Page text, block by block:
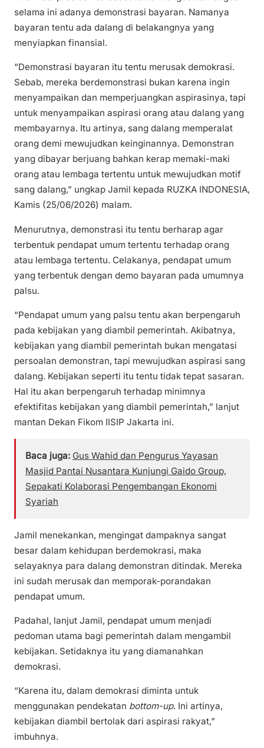
selama ini adanya demonstrasi bayaran. Namanya
bayaran tentu ada dalang di belakangnya yang
menyiapkan finansial.
“Demonstrasi bayaran itu tentu merusak demokrasi.
Sebab, mereka berdemonstrasi bukan karena ingin
menyampaikan dan memperjuangkan aspirasinya, tapi
untuk menyampaikan aspirasi orang atau dalang yang
membayarnya. Itu artinya, sang dalang memperalat
orang demi mewujudkan keinginannya. Demonstran
yang dibayar berjuang bahkan kerap memaki-maki
orang atau lembaga tertentu untuk mewujudkan motif
sang dalang,” ungkap Jamil kepada RUZKA INDONESIA,
Kamis (25/06/2026) malam.
Menurutnya, demonstrasi itu tentu berharap agar
terbentuk pendapat umum tertentu terhadap orang
atau lembaga tertentu. Celakanya, pendapat umum
yang terbentuk dengan demo bayaran pada umumnya
palsu.
“Pendapat umum yang palsu tentu akan berpengaruh
pada kebijakan yang diambil pemerintah. Akibatnya,
kebijakan yang diambil pemerintah bukan mengatasi
persoalan demonstran, tapi mewujudkan aspirasi sang
dalang. Kebijakan seperti itu tentu tidak tepat sasaran.
Hal itu akan berpengaruh terhadap minimnya
efektifitas kebijakan yang diambil pemerintah,” lanjut
mantan Dekan Fikom IISIP Jakarta ini.
Baca juga: Gus Wahid dan Pengurus Yayasan
Masjid Pantai Nusantara Kunjungi Gaido Group,
Sepakati Kolaborasi Pengembangan Ekonomi
Syariah
Jamil menekankan, mengingat dampaknya sangat
besar dalam kehidupan berdemokrasi, maka
selayaknya para dalang demonstran ditindak. Mereka
ini sudah merusak dan memporak-porandakan
pendapat umum.
Padahal, lanjut Jamil, pendapat umum menjadi
pedoman utama bagi pemerintah dalam mengambil
kebijakan. Setidaknya itu yang diamanahkan
demokrasi.
“Karena itu, dalam demokrasi diminta untuk
menggunakan pendekatan bottom-up. Ini artinya,
kebijakan diambil bertolak dari aspirasi rakyat,”
imbuhnya.